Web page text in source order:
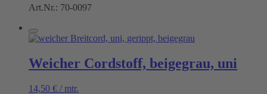
Art.Nr.: 70-0097
Weicher Cordstoff, beigegrau, uni
14,50 € / mtr.